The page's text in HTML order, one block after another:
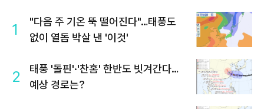
1
"다음 주 기온 뚝 떨어진다"…태풍도
없이 열돔 박살 낸 '이것'
2
태풍 '돌핀'·'찬홈' 한반도 빗겨간다…
예상 경로는?